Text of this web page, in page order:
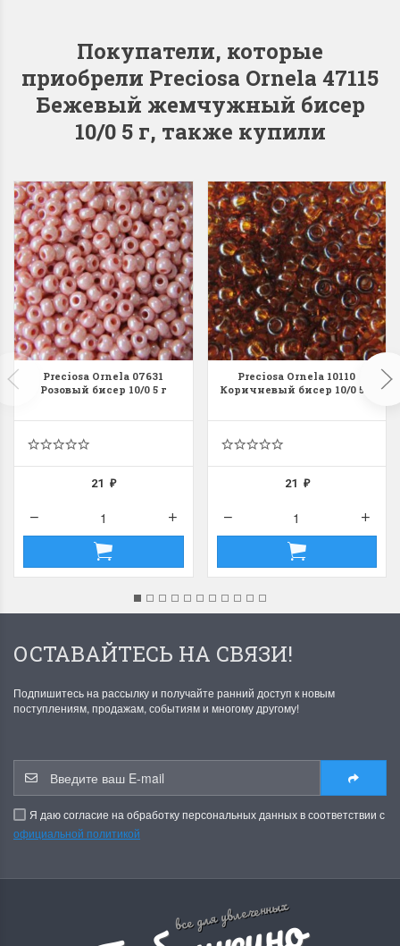
1 июня 2024 11:29
22 мая 2024 13:01
Dimensions 35231
Willow Swan
(Ива-лебедь)
Хороший набор
Отличный набор, канва,
нитки и схема, всё в
отличном состоянии.
Ларина Евгения
1 апреля 2026 14:55
13648USA
Bear and
(Белый
с
Красивый
Очень красивый
Покупатели, которые
приобрели Preciosa Ornela 47115
Бежевый жемчужный бисер
10/0 5 г, также купили
Preciosa Ornela 07631
Розовый бисер 10/0 5 г
21₽
Preciosa Ornela 10110
Коричневый бисер 10/0 5 г
21 ₽
ОСТАВАЙТЕСЬ НА СВЯЗИ!
Подпишитесь на рассылку и получайте ранний доступ к новым
поступлениям, продажам, событиям и многому другому!
Я даю согласие на обработку персональных данных в соответствии с
официальной политикой
все для увлеченных